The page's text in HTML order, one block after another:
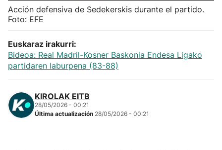
Atletismo
Carreras de montaña
"Helmuga"
Acción defensiva de Sedekerskis durante el partido.
Foto: EFE
Euskaraz irakurri:
Bideoa: Real Madril-Kosner Baskonia Endesa Ligako
partidaren laburpena (83-88)
KIROLAK EITB
28/05/2026 - 00:21
Última actualización 28/05/2026 - 00:21